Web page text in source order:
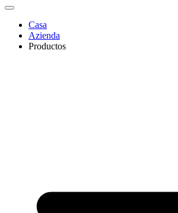
Casa
Azienda
Productos